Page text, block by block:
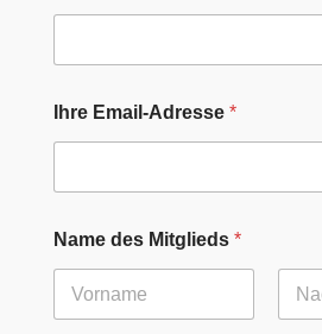
G
e
t
s
d
t
Ihre Email-Adresse *
Name des Mitglieds *